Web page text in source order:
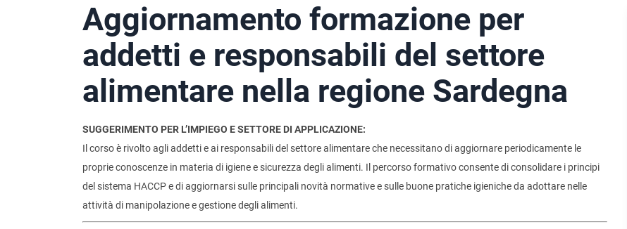
formazione
e
lavoro
Aggiornamento formazione per
addetti e responsabili del settore
alimentare nella regione Sardegna
SUGGERIMENTO PER L’IMPIEGO E SETTORE DI APPLICAZIONE:
Il corso è rivolto agli addetti e ai responsabili del settore alimentare che necessitano di aggiornare periodicamente le
proprie conoscenze in materia di igiene e sicurezza degli alimenti. Il percorso formativo consente di consolidare i principi
del sistema HACCP e di aggiornarsi sulle principali novità normative e sulle buone pratiche igieniche da adottare nelle
attività di manipolazione e gestione degli alimenti.